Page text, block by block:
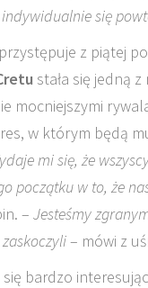
się
z piątej
stała się jedną
mocniejszymi
w którym będą
mi się, że
początku w to, że
– Jesteśmy
– mówi z
bardzo